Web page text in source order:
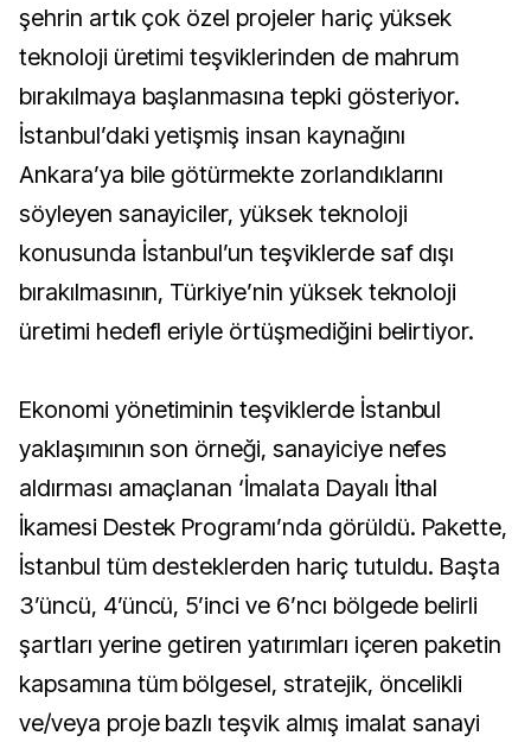
şehrin artık çok özel projeler hariç yüksek
teknoloji üretimi teşviklerinden de mahrum
bırakılmaya başlanmasına tepki gösteriyor.
İstanbul’daki yetişmiş insan kaynağını
Ankara’ya bile götürmekte zorlandıklarını
söyleyen sanayiciler, yüksek teknoloji
konusunda İstanbul’un teşviklerde saf dışı
bırakılmasının, Türkiye’nin yüksek teknoloji
üretimi hedefl eriyle örtüşmediğini belirtiyor.
Ekonomi yönetiminin teşviklerde İstanbul
yaklaşımının son örneği, sanayiciye nefes
aldırması amaçlanan ‘İmalata Dayalı İthal
İkamesi Destek Programı’nda görüldü. Pakette,
İstanbul tüm desteklerden hariç tutuldu. Başta
3’üncü, 4’üncü, 5’inci ve 6’ncı bölgede belirli
şartları yerine getiren yatırımları içeren paketin
kapsamına tüm bölgesel, stratejik, öncelikli
ve/veya proje bazlı teşvik almış imalat sanayi